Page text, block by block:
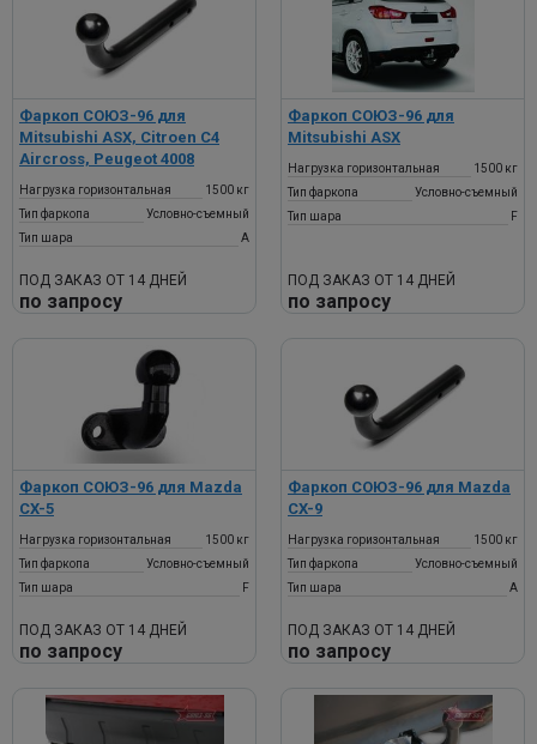
Фаркоп СОЮЗ-96 для
Mitsubishi ASX, Citroen C4
Aircross, Peugeot 4008
Нагрузка горизонтальная
1500 кг
Тип фаркопа
Условно-съемный
Тип шара
A
ПОД ЗАКАЗ ОТ 14 ДНЕЙ
по запросу
Фаркоп СОЮЗ-96 для
Mitsubishi ASX
Нагрузка горизонтальная
1500 кг
Тип фаркопа
Условно-съемный
Тип шара
F
ПОД ЗАКАЗ ОТ 14 ДНЕЙ
по запросу
Фаркоп СОЮЗ-96 для Mazda
CX-5
Нагрузка горизонтальная
1500 кг
Тип фаркопа
Условно-съемный
Тип шара
F
ПОД ЗАКАЗ ОТ 14 ДНЕЙ
по запросу
Фаркоп СОЮЗ-96 для Mazda
CX-9
Нагрузка горизонтальная
1500 кг
Тип фаркопа
Условно-съемный
Тип шара
A
ПОД ЗАКАЗ ОТ 14 ДНЕЙ
по запросу